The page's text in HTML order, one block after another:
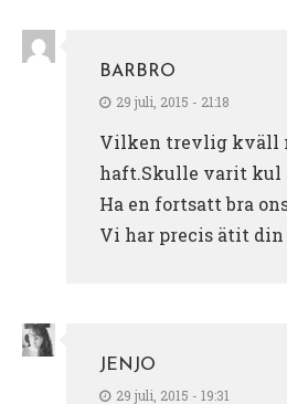
BARBRO
29 juli, 2015 - 21:18
Vilken trevlig kväll
haft.Skulle varit kul
Ha en fortsatt bra
Vi har precis ätit din
JENJO
29 juli, 2015 - 19:31